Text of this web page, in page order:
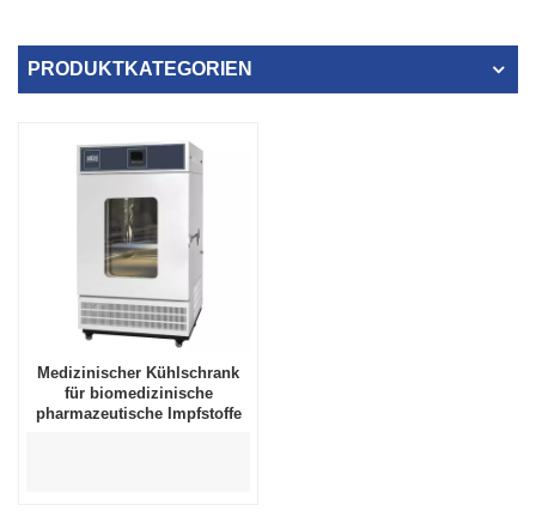
PRODUKTKATEGORIEN
Medizinischer Kühlschrank
für biomedizinische
pharmazeutische Impfstoffe